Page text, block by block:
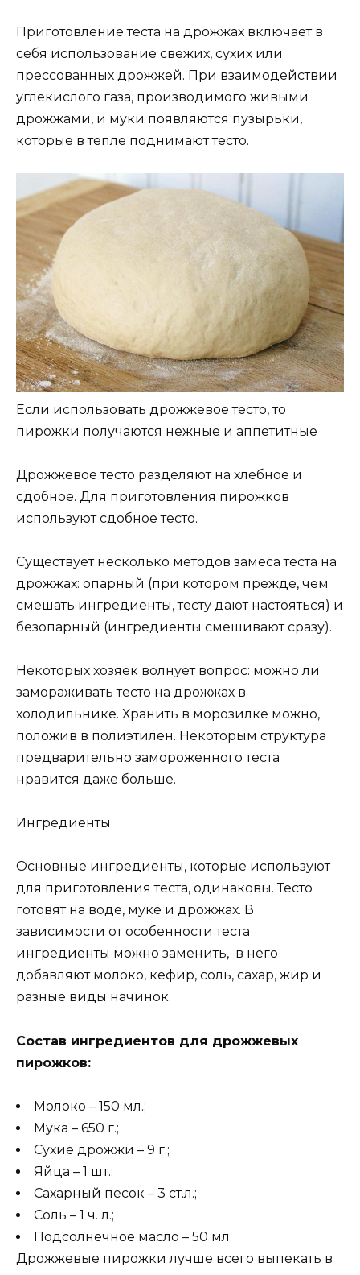
Приготовление теста на дрожжах включает в
себя использование свежих, сухих или
прессованных дрожжей. При взаимодействии
углекислого газа, производимого живыми
дрожжами, и муки появляются пузырьки,
которые в тепле поднимают тесто.
Если использовать дрожжевое тесто, то
пирожки получаются нежные и аппетитные
Дрожжевое тесто разделяют на хлебное и
сдобное. Для приготовления пирожков
используют сдобное тесто.
Существует несколько методов замеса теста на
дрожжах: опарный (при котором прежде, чем
смешать ингредиенты, тесту дают настояться) и
безопарный (ингредиенты смешивают сразу).
Некоторых хозяек волнует вопрос: можно ли
замораживать тесто на дрожжах в
холодильнике. Хранить в морозилке можно,
положив в полиэтилен. Некоторым структура
предварительно замороженного теста
нравится даже больше.
Ингредиенты
Основные ингредиенты, которые используют
для приготовления теста, одинаковы. Тесто
готовят на воде, муке и дрожжах. В
зависимости от особенности теста
ингредиенты можно заменить, в него
добавляют молоко, кефир, соль, сахар, жир и
разные виды начинок.
Состав ингредиентов для дрожжевых
пирожков:
Молоко – 150 мл.;
Мука – 650 г.;
Сухие дрожжи – 9 г.;
Яйца – 1 шт.;
Сахарный песок – 3 ст.л.;
Соль – 1 ч. л.;
Подсолнечное масло – 50 мл.
Дрожжевые пирожки лучше всего выпекать в